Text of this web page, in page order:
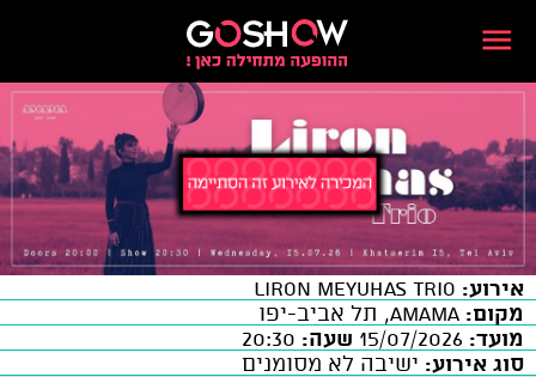
אירוע:
מקום:
מועד:
שעה:
סוג אירוע: ישיבה לא מסומנים